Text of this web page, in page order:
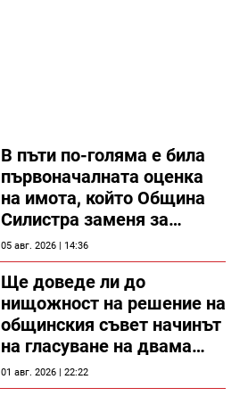
В пъти по-голяма е била
първоначалната оценка
на имота, който Община
Силистра заменя за
спирка, показват
документи
05 авг. 2026 | 14:36
Ще доведе ли до
нищожност на решение на
общинския съвет начинът
на гласуване на двама
съветници в Силистра?
01 авг. 2026 | 22:22